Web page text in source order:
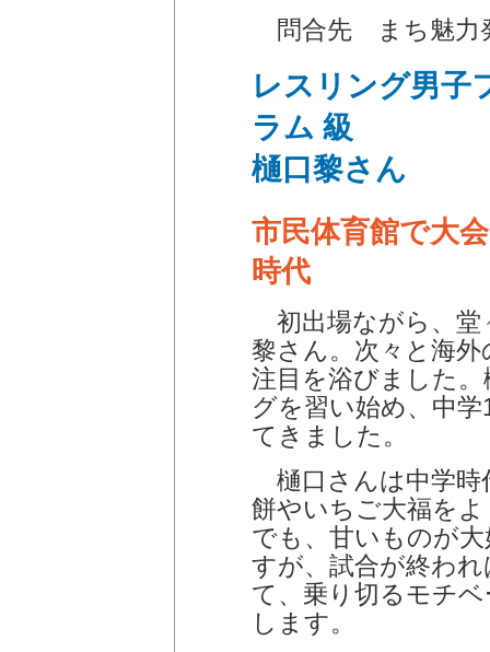
問合先 まち魅力
レスリング男子
ラム 級
樋口黎さん
市民体育館で大
時代
初出場ながら、
黎さん。次々と海
注目を浴びました
グを習い始め、中
てきました。
樋口さんは中学時
餅やいちご大福を
でも、甘いものが
すが、試合が終わ
て、乗り切るモチ
します。